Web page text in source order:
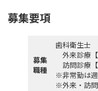
募集要項
募集
職種
歯科衛生士
外来診療【
訪問診療【
※非常勤は
※外来・訪